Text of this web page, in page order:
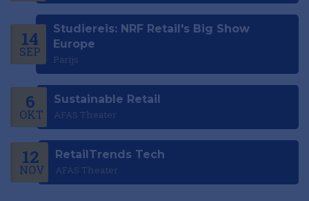
14
SEP
Studiereis: NRF Retail's Big Show
Europe
Parijs
6
OKT
Sustainable Retail
AFAS Theater
12
NOV
RetailTrends Tech
AFAS Theater